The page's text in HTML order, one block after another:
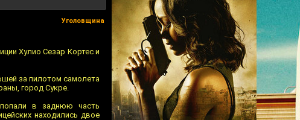
Уголовщина
Хулио Сезар Кортес и
за пилотом самолета
город Сукре.
в заднюю часть
находились двое